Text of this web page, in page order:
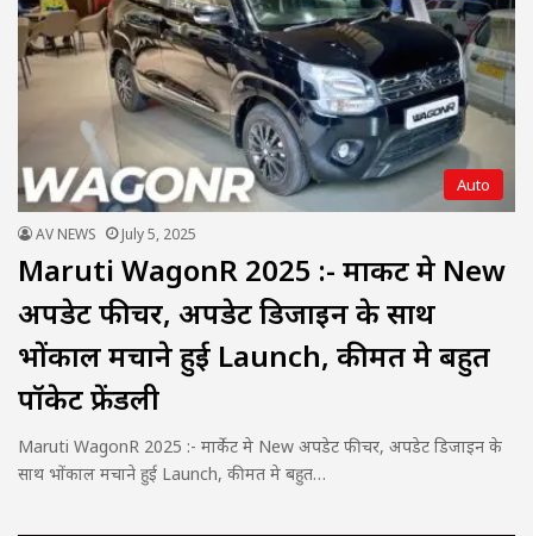
Auto
AV NEWS July 5, 2025
Maruti WagonR 2025 :- मार्केट मे New
अपडेट फीचर, अपडेट डिजाइन के साथ
भोंकाल मचाने हुई Launch, कीमत मे बहुत
पॉकेट फ्रेंडली
Maruti WagonR 2025 :- मार्केट मे New अपडेट फीचर, अपडेट डिजाइन के
साथ भोंकाल मचाने हुई Launch, कीमत मे बहुत…